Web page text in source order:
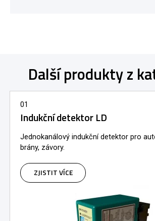
Další produkty z
01
Indukční detektor LD
Jednokanálový indukční detektor pro
brány, závory.
ZJISTIT VÍCE